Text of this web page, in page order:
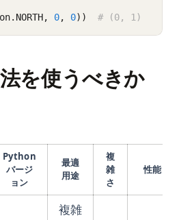
0, 0)) # (0, 1)
を使うべきか
Python
バージ
ョン
最適
用途
複
雑
さ
性能
複雑